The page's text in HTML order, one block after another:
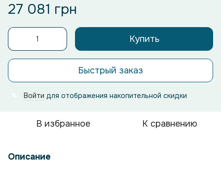
27 081 грн
Купить
Быстрый заказ
Войти для отображения накопительной скидки
В избранное К сравнению
Описание